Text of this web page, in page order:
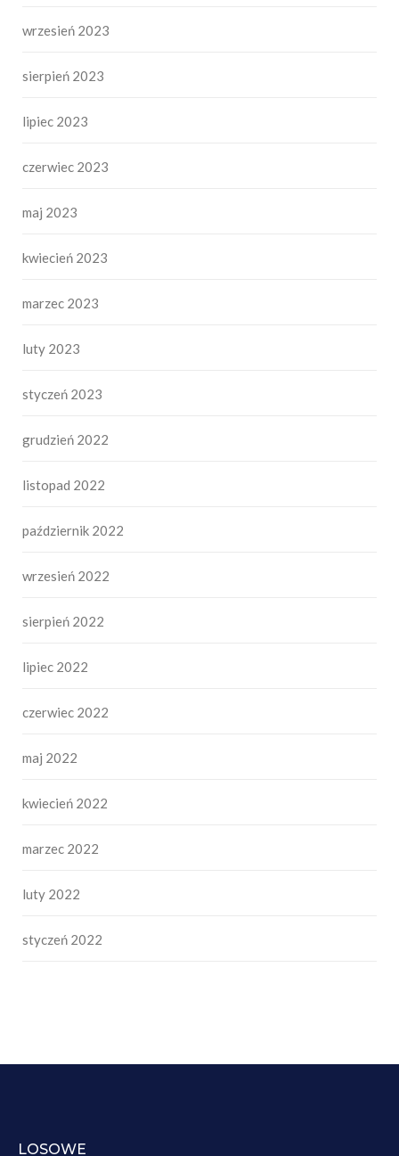
wrzesień 2023
sierpień 2023
lipiec 2023
czerwiec 2023
maj 2023
kwiecień 2023
marzec 2023
luty 2023
styczeń 2023
grudzień 2022
listopad 2022
październik 2022
wrzesień 2022
sierpień 2022
lipiec 2022
czerwiec 2022
maj 2022
kwiecień 2022
marzec 2022
luty 2022
styczeń 2022
LOSOWE